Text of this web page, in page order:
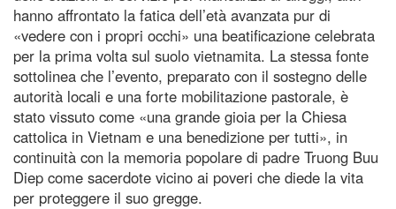
hanno affrontato la fatica dell’età avanzata pur di
«vedere con i propri occhi» una beatificazione celebrata
per la prima volta sul suolo vietnamita. La stessa fonte
sottolinea che l’evento, preparato con il sostegno delle
autorità locali e una forte mobilitazione pastorale, è
stato vissuto come «una grande gioia per la Chiesa
cattolica in Vietnam e una benedizione per tutti», in
continuità con la memoria popolare di padre Truong Buu
Diep come sacerdote vicino ai poveri che diede la vita
per proteggere il suo gregge.